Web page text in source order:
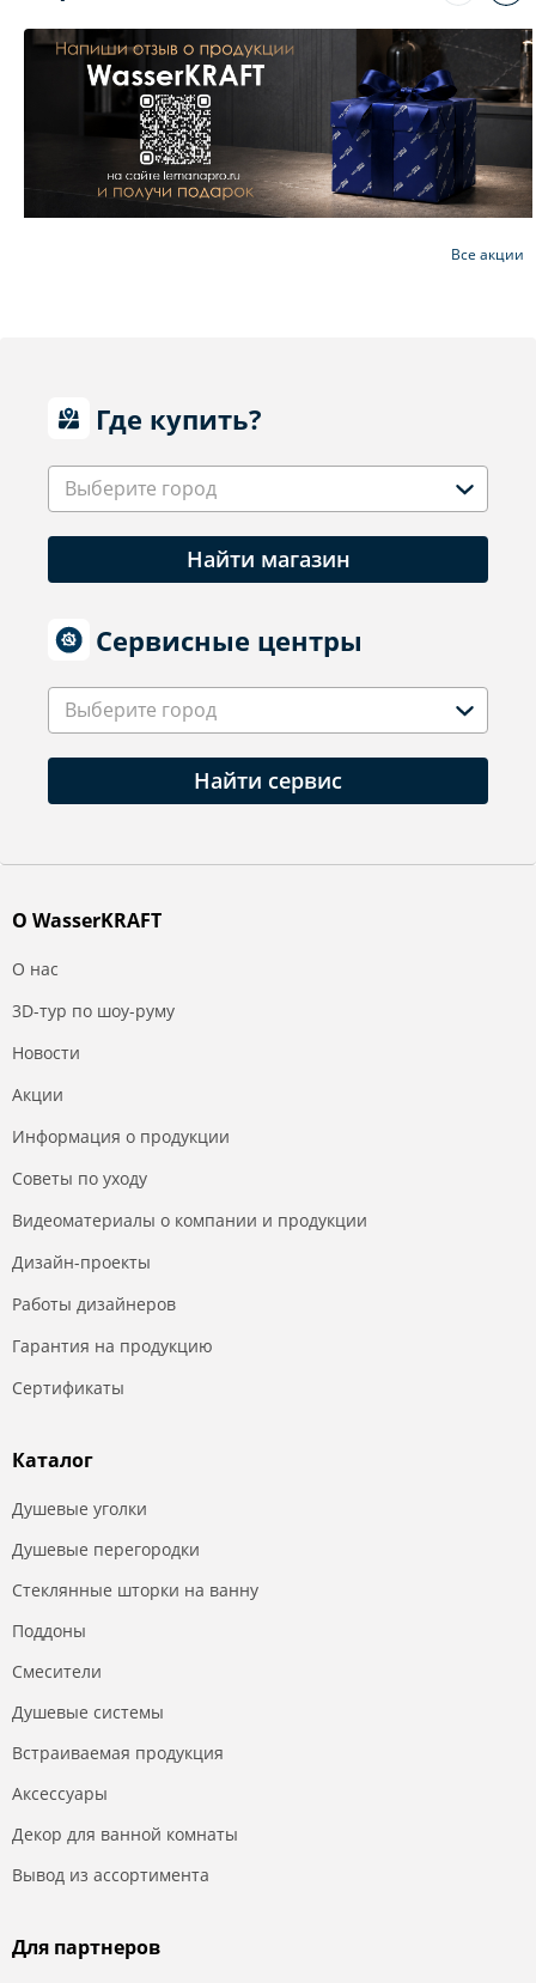
Все акции
Где купить?
Выберите город
Найти магазин
Сервисные центры
Выберите город
Найти сервис
О WasserKRAFT
О нас
3D-тур по шоу-руму
Новости
Акции
Информация о продукции
Советы по уходу
Видеоматериалы о компании и продукции
Дизайн-проекты
Работы дизайнеров
Гарантия на продукцию
Сертификаты
Каталог
Душевые уголки
Душевые перегородки
Стеклянные шторки на ванну
Поддоны
Смесители
Душевые системы
Встраиваемая продукция
Аксессуары
Декор для ванной комнаты
Вывод из ассортимента
Для партнеров